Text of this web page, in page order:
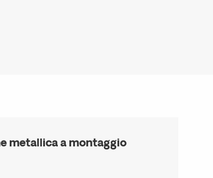
metallica a montaggio